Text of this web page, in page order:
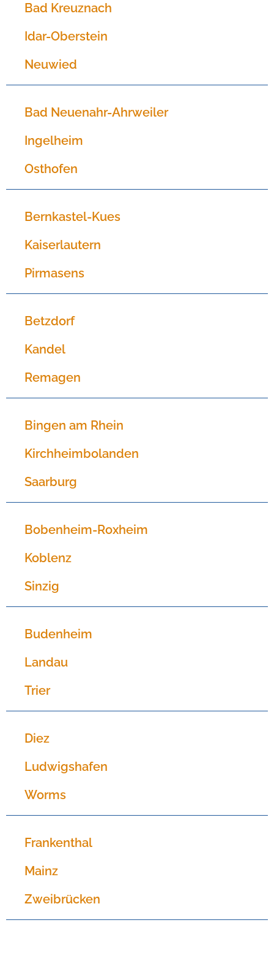
Bad Kreuznach
Idar-Oberstein
Neuwied
Bad Neuenahr-Ahrweiler​
Ingelheim
Osthofen
Bernkastel-Kues​
Kaiserlautern​
Pirmasens
Betzdorf
Kandel
Remagen
Bingen am Rhein
Kirchheimbolanden
Saarburg
Bobenheim-Roxheim
Koblenz
Sinzig
Budenheim
Landau
Trier
Diez
Ludwigshafen
Worms
Frankenthal
Mainz
Zweibrücken